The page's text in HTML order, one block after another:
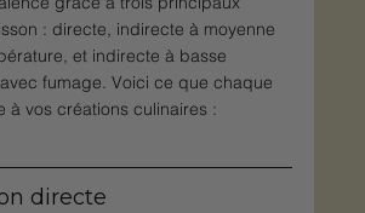
: directe, indirecte à moyenne
et indirecte à basse
fumage. Voici ce que chaque
à vos créations culinaires :
directe